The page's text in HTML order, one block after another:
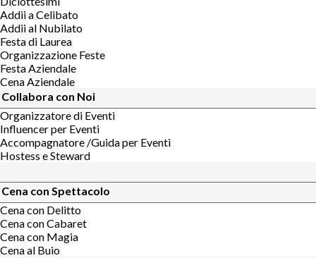
Addii a Celibato
Addii al Nubilato
Festa di Laurea
Organizzazione Feste
Festa Aziendale
Cena Aziendale
Collabora con Noi
Organizzatore di Eventi
Influencer per Eventi
Accompagnatore /Guida per Eventi
Hostess e Steward
Cena con Spettacolo
Cena con Delitto
Cena con Cabaret
Cena con Magia
Cena al Buio